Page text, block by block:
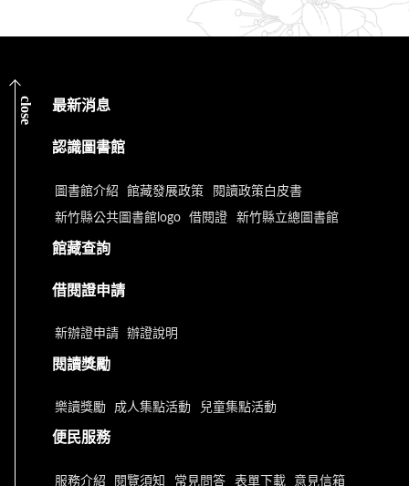
close 最新消息
認識圖書館
圖書館介紹 館藏發展政策 閱讀政策白皮書
新竹縣公共圖書館logo 借閱證 新竹縣立總圖書館
館藏查詢
借閱證申請
新辦證申請 辦證說明
閱讀獎勵
樂讀獎勵 成人集點活動 兒童集點活動
便民服務
服務介紹 閱覽須知 常見問答 表單下載 意見信箱